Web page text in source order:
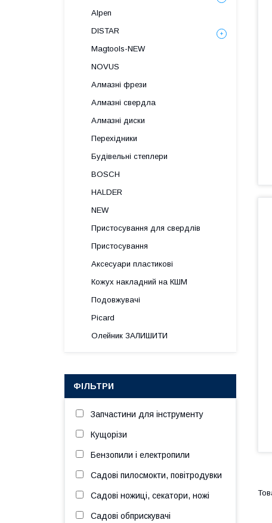
Alpen
DISTAR
Magtools-NEW
NOVUS
Алмазні фрези
Алмазні свердла
Алмазні диски
Перехідники
Будівельні степлери
BOSCH
HALDER
NEW
Пристосування для свердлів
Пристосування
Аксесуари пластикові
Кожух накладний на КШМ
Подовжувачі
Picard
Олейник ЗАЛИШИТИ
ФІЛЬТРИ
Запчастини для інструменту
Кущорізи
Бензопили і електропили
Садові пилосмокти, повітродувки
Садові ножиці, секатори, ножі
Садові обприскувачі